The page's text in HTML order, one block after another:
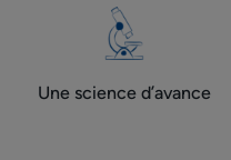
Une science d’avance